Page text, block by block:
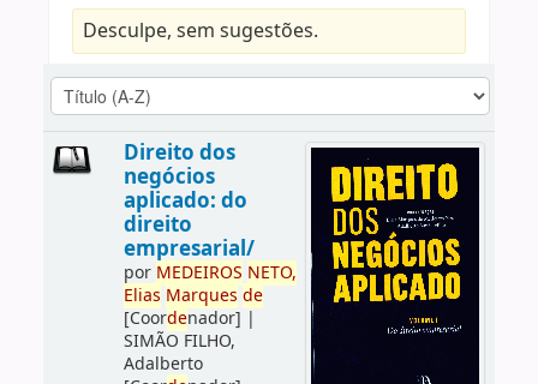
Desculpe, sem sugestões.
Direito dos
negócios
aplicado: do
direito
empresarial/
por MEDEIROS NETO,
Elias Marques de
[Coordenador] |
SIMÃO FILHO,
Adalberto